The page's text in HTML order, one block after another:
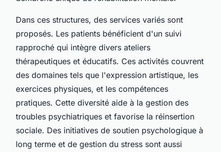
Dans ces structures, des services variés sont
proposés. Les patients bénéficient d'un suivi
rapproché qui intègre divers ateliers
thérapeutiques et éducatifs. Ces activités couvrent
des domaines tels que l'expression artistique, les
exercices physiques, et les compétences
pratiques. Cette diversité aide à la gestion des
troubles psychiatriques et favorise la réinsertion
sociale. Des initiatives de soutien psychologique à
long terme et de gestion du stress sont aussi